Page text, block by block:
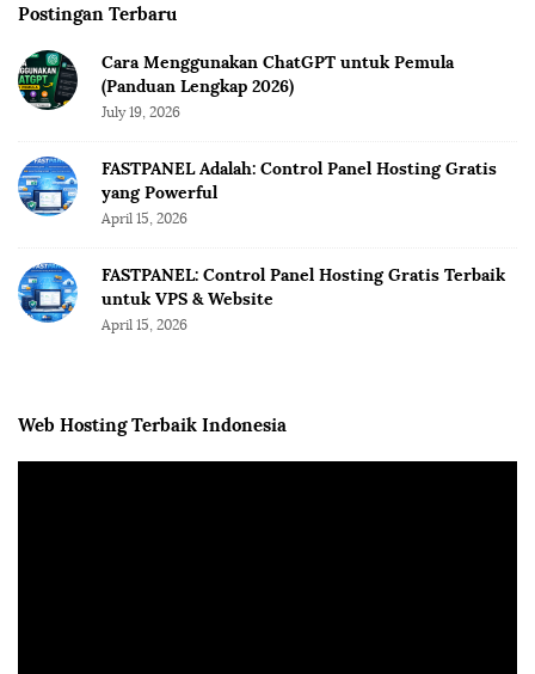
Postingan Terbaru
Cara Menggunakan ChatGPT untuk Pemula
(Panduan Lengkap 2026)
July 19, 2026
FASTPANEL Adalah: Control Panel Hosting Gratis
yang Powerful
April 15, 2026
FASTPANEL: Control Panel Hosting Gratis Terbaik
untuk VPS & Website
April 15, 2026
Web Hosting Terbaik Indonesia